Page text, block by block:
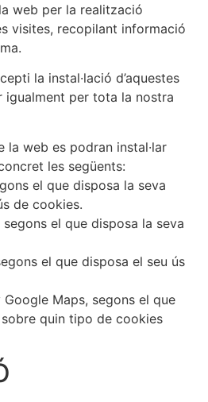
web per la realització
visites, recopilant informació
la instal·lació d’aquestes
igualment per tota la nostra
la web es podran instal·lar
les següents:
el que disposa la seva
de cookies.
el que disposa la seva
el que disposa el seu ús
Maps, segons el que
quin tipo de cookies